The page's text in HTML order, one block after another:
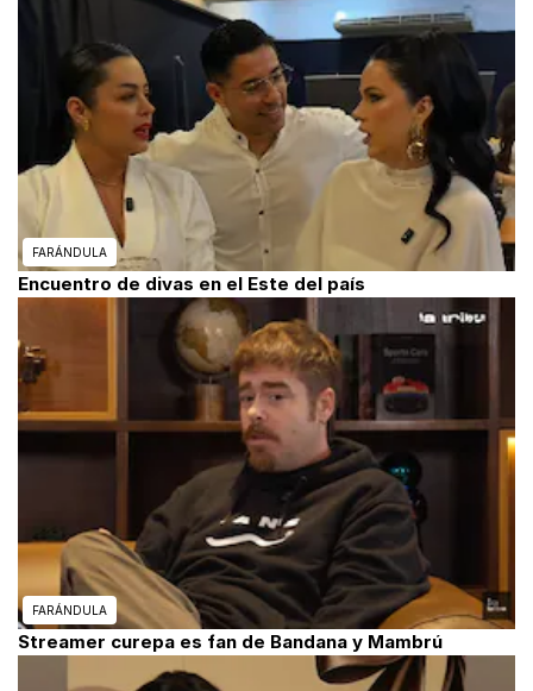
FARÁNDULA
Encuentro de divas en el Este del país
FARÁNDULA
Streamer curepa es fan de Bandana y Mambrú